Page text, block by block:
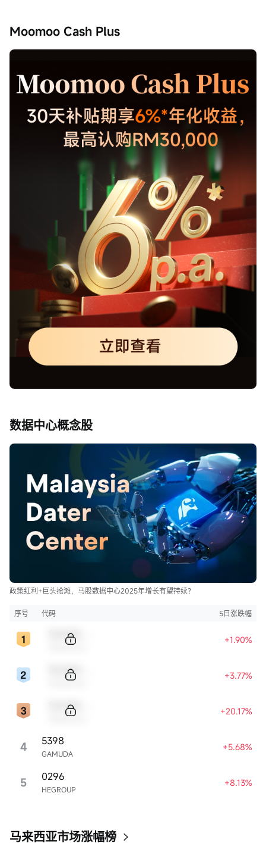
Moomoo Cash Plus
数据中心概念股
政策红利+巨头抢滩，马股数据中心2025年增长有望持续？
序号 代码 5日涨跌幅
+1.90%
+3.77%
+20.17%
4 GAMUDA
5398 +5.68%
5 HEGROUP
0296 +8.13%
马来西亚市场涨幅榜